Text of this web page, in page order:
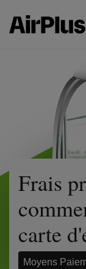
Frais
carte
Moyens